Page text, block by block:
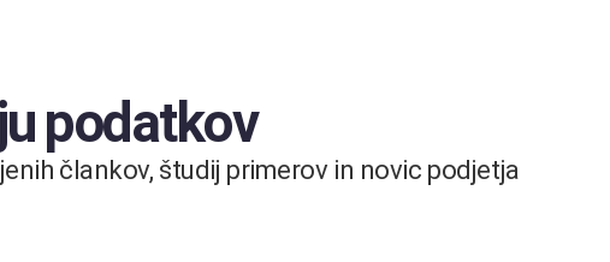
podatkov
člankov, študij primerov in novic podjetja